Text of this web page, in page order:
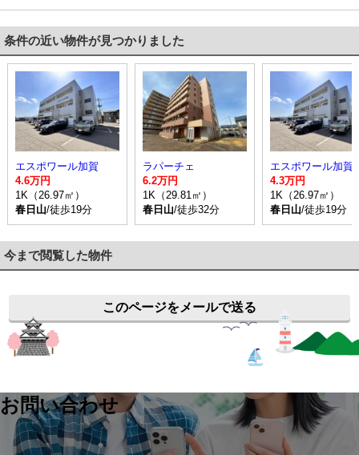
条件の近い物件が見つかりました
エスポワール加賀
4.6万円
1K（26.97㎡）
春日山/徒歩19分
ラパーチェ
6.2万円
1K（29.81㎡）
春日山/徒歩32分
エスポワール加賀
4.3万円
1K（26.97㎡）
春日山/徒歩19分
今まで閲覧した物件
このページをメールで送る
お問い合わせ